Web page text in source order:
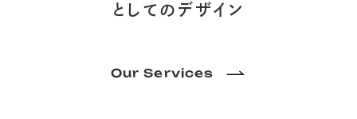
としてのデザイン
Our Services